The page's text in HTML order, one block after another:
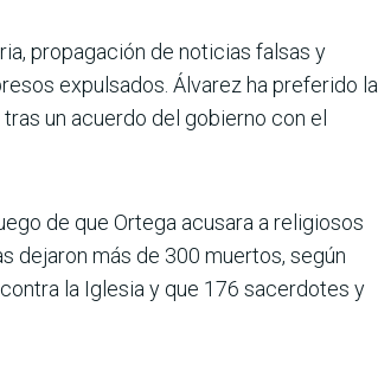
propagación de noticias falsas y
expulsados. Álvarez ha preferido la
un acuerdo del gobierno con el
de que Ortega acusara a religiosos
dejaron más de 300 muertos, según
la Iglesia y que 176 sacerdotes y